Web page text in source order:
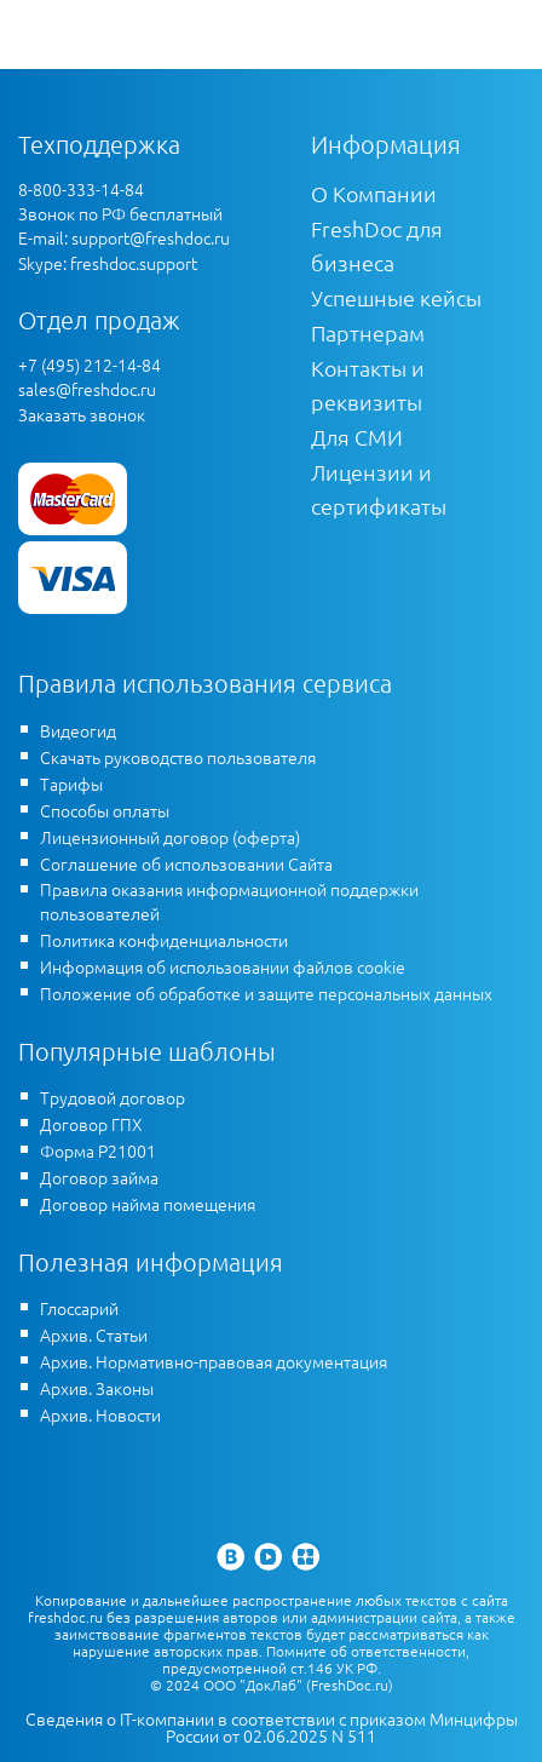
Техподдержка
8-800-333-14-84
Звонок по РФ бесплатный
E-mail:support@freshdoc.ru
Skype: freshdoc.support
Отдел продаж
+7 (495) 212-14-84
sales@freshdoc.ru
Заказать звонок
Информация
О Компании
FreshDoc для
бизнеса
Успешные кейсы
Партнерам
Контакты и
реквизиты
Для СМИ
Лицензии и
сертификаты
Правила использования сервиса
Видеогид
Скачать руководство пользователя
Тарифы
Способы оплаты
Лицензионный договор (оферта)
Соглашение об использовании Сайта
Правила оказания информационной поддержки
пользователей
Политика конфиденциальности
Информация об использовании файлов cookie
Положение об обработке и защите персональных данных
Популярные шаблоны
Трудовой договор
Договор ГПХ
Форма Р21001
Договор займа
Договор найма помещения
Полезная информация
Глоссарий
Архив. Статьи
Архив. Нормативно-правовая документация
Архив. Законы
Архив. Новости
Копирование и дальнейшее распространение любых текстов с сайта
freshdoc.ru без разрешения авторов или администрации сайта, а также
заимствование фрагментов текстов будет рассматриваться как
нарушение авторских прав. Помните об ответственности,
предусмотренной ст.146 УК РФ.
© 2024 ООО "ДокЛаб" (FreshDoc.ru)
Сведения о IT-компании в соответствии с приказом Минцифры
России от 02.06.2025 N 511